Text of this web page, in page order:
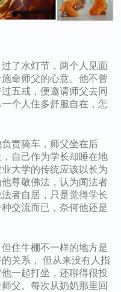
了水灯节，两个人见面
命师父的心意。他不曾
五戒，便邀请师父去同
个人住多舒服自在，怎
责骑车，师父坐在后
自己作为学长却睡在地
大学的传统应该以长为
尊敬佛法，认为闻法者
者自居，只是觉得学长
交流而已，奈何他还是
住牛棚不一样的地方是
关系， 但从来没有人指
一起打坐，还聊得很投
父。每次从奶奶那里回